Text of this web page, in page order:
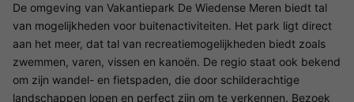
De omgeving van Vakantiepark De Wiedense Meren biedt tal
van mogelijkheden voor buitenactiviteiten. Het park ligt direct
aan het meer, dat tal van recreatiemogelijkheden biedt zoals
zwemmen, varen, vissen en kanoën. De regio staat ook bekend
om zijn wandel- en fietspaden, die door schilderachtige
landschappen lopen en perfect zijn om te verkennen. Bezoek